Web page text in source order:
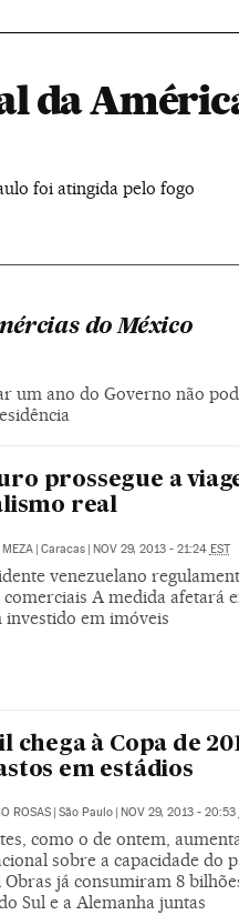
da
foi atingida pelo fogo
do México
um ano do Governo não
prossegue a
real
| Caracas | NOV 29, 2013 - 21:24 EST
venezuelano
A medida afetará
investido em imóveis
chega à Copa de
em estádios
ROSAS São Paulo NOV 29, 2013 - 20:53
como o de ontem,
sobre a capacidade do
já consumiram 8
Sul e a Alemanha juntas